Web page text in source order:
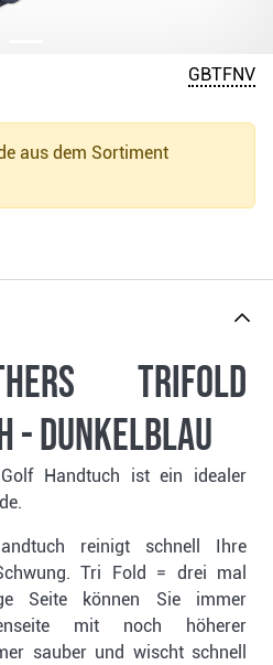
GBTFNV
aus dem Sortiment
Trifold
- dunkelblau
Handtuch ist ein idealer
reinigt schnell Ihre
Tri Fold = drei mal
Seite können Sie immer
mit noch höherer
sauber und wischt schnell